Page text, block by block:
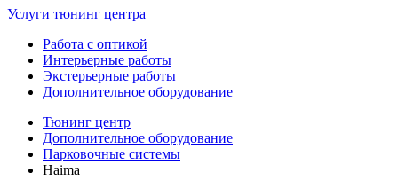
Услуги тюнинг центра
Работа с оптикой
Интерьерные работы
Экстерьерные работы
Дополнительное оборудование
Тюнинг центр
Дополнительное оборудование
Парковочные системы
Haima